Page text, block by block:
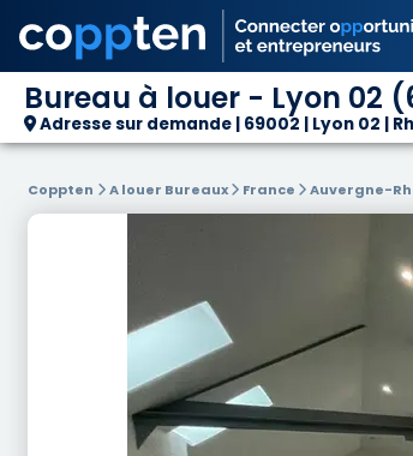
Bureau à louer - Lyon 02
Adresse sur demande | 69002 | Lyon 02 |
Coppten A louer Bureaux France Auvergne-